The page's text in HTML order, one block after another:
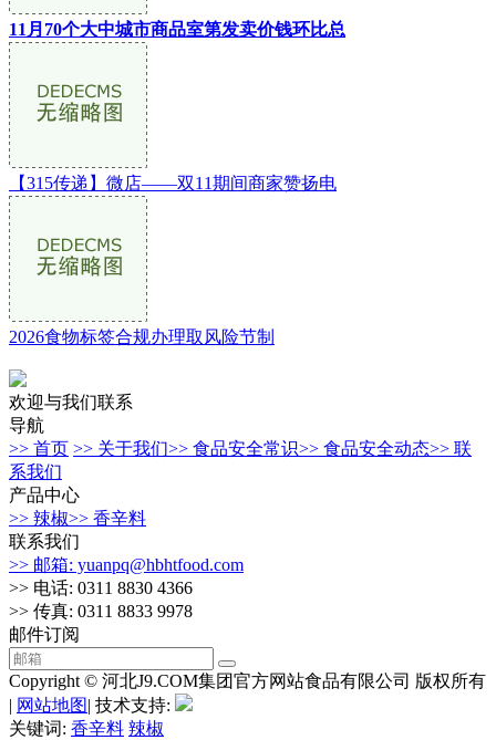
11月70个大中城市商品室第发卖价钱环比总
【315传递】微店——双11期间商家赞扬电
2026食物标签合规办理取风险节制
欢迎与我们联系
导航
>> 首页 >> 关于我们>> 食品安全常识>> 食品安全动态>> 联
系我们
产品中心
>> 辣椒>> 香辛料
联系我们
>> 邮箱: yuanpq@hbhtfood.com
>> 电话: 0311 8830 4366
>> 传真: 0311 8833 9978
邮件订阅
Copyright © 河北J9.COM集团官方网站食品有限公司 版权所有
| 网站地图| 技术支持:
关键词: 香辛料 辣椒